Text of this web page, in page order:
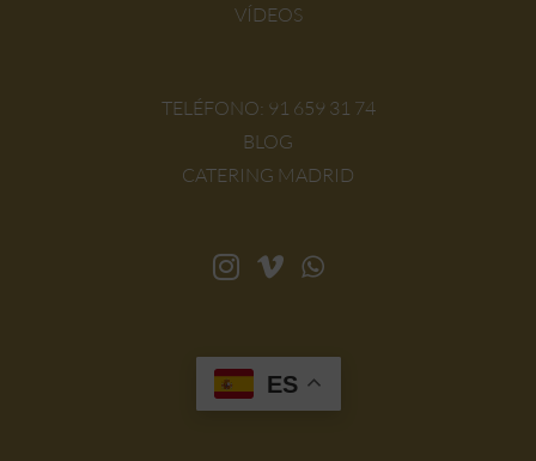
VÍDEOS
TELÉFONO: 91 659 31 74
BLOG
CATERING MADRID
ES